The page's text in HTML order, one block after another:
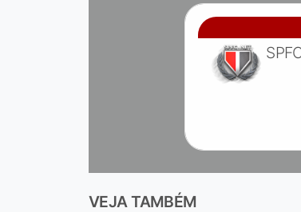
VEJA TAMBÉM